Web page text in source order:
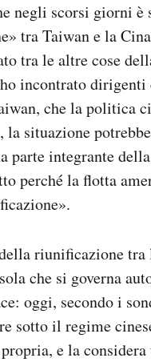
negli scorsi giorni
tra Taiwan e la
tra le altre cose
incontrato
che la politica
la situazione
parte integrante
perché la flotta
riunificazione tra
che si governa
oggi, secondo i
sotto il regime
e la